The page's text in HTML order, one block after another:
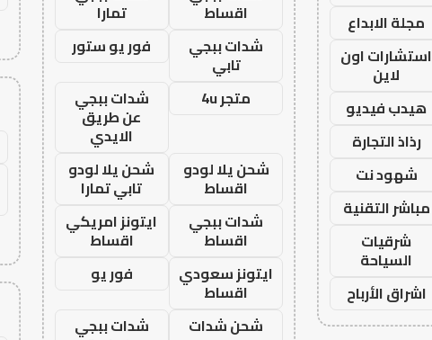
مجلة الابداع
استشارات اون
لاين
هيدب فيديو
رذاذ التجارة
شهود نت
مباشر التقنية
شرقيات
السياحة
اشراق الأرباح
اقساط
تمارا
شدات ببجي
تابي
فور يو ستور
متجر 4u
شدات ببجي
عن طريق
الايدي
شحن يلا لودو
اقساط
شحن يلا لودو
تابي تمارا
شدات ببجي
اقساط
ايتونز امريكي
اقساط
ايتونز سعودي
اقساط
فور يو
شحن شدات
شدات ببجي